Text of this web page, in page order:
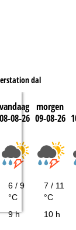
dal
vandaag
08-08-26
morgen
09-08-26
6 / 9
°C
7 / 11
°C
9 h 10 h